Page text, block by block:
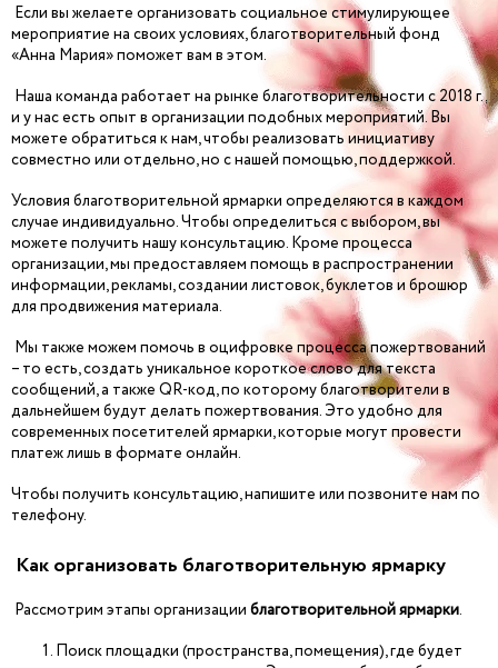
Если вы желаете организовать социальное стимулирующее
мероприятие на своих условиях, благотворительный фонд
«Анна Мария» поможет вам в этом.
Наша команда работает на рынке благотворительности с 2018 г.,
и у нас есть опыт в организации подобных мероприятий. Вы
можете обратиться к нам, чтобы реализовать инициативу
совместно или отдельно, но с нашей помощью, поддержкой.
Условия благотворительной ярмарки определяются в каждом
случае индивидуально. Чтобы определиться с выбором, вы
можете получить нашу консультацию. Кроме процесса
организации, мы предоставляем помощь в распространении
информации, рекламы, создании листовок, буклетов и брошюр
для продвижения материала.
Мы также можем помочь в оцифровке процесса пожертвований
– то есть, создать уникальное короткое слово для текста
сообщений, а также QR-код, по которому благотворители в
дальнейшем будут делать пожертвования. Это удобно для
современных посетителей ярмарки, которые могут провести
платеж лишь в формате онлайн.
Чтобы получить консультацию, напишите или позвоните нам по
телефону.
Как организовать благотворительную ярмарку
Рассмотрим этапы организации благотворительной ярмарки.
Поиск площадки (пространства, помещения), где будет